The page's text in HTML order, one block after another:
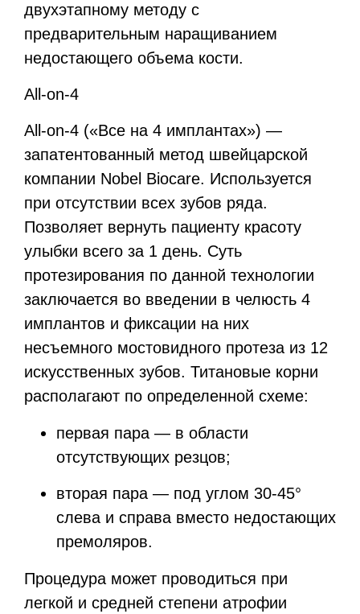
двухэтапному методу с
предварительным наращиванием
недостающего объема кости.
All-on-4
All-on-4 («Все на 4 имплантах») —
запатентованный метод швейцарской
компании Nobel Biocare. Используется
при отсутствии всех зубов ряда.
Позволяет вернуть пациенту красоту
улыбки всего за 1 день. Суть
протезирования по данной технологии
заключается во введении в челюсть 4
имплантов и фиксации на них
несъемного мостовидного протеза из 12
искусственных зубов. Титановые корни
располагают по определенной схеме:
первая пара — в области
отсутствующих резцов;
вторая пара — под углом 30-45°
слева и справа вместо недостающих
премоляров.
Процедура может проводиться при
легкой и средней степени атрофии